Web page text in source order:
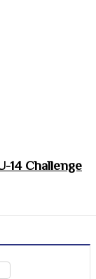
14 Challenge